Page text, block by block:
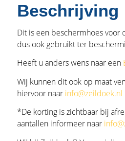
Beschrijving
Dit is een beschermhoes voor
dus ook gebruikt ter
Heeft u anders wens naar een
Wij kunnen dit ook op maat
hiervoor naar info@zeildoek.nl
*De korting is zichtbaar bij
aantallen informeer naar